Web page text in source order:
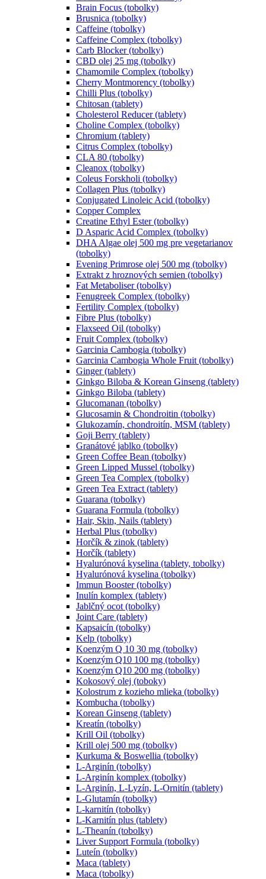
Brain Focus (tobolky)
Brusnica (tobolky)
Caffeine (tobolky)
Caffeine Complex (tobolky)
Carb Blocker (tobolky)
CBD olej 25 mg (tobolky)
Chamomile Complex (tobolky)
Cherry Montmorency (tobolky)
Chilli Plus (tobolky)
Chitosan (tablety)
Cholesterol Reducer (tablety)
Choline Complex (tobolky)
Chromium (tablety)
Citrus Complex (tobolky)
CLA 80 (tobolky)
Cleanox (tobolky)
Coleus Forskholi (tobolky)
Collagen Plus (tobolky)
Conjugated Linoleic Acid (tobolky)
Copper Complex
Creatine Ethyl Ester (tobolky)
D Asparic Acid Complex (tobolky)
DHA Algae olej 500 mg pre vegetarianov
(tobolky)
Evening Primrose olej 500 mg (tobolky)
Extrakt z hroznových semien (tobolky)
Fat Metaboliser (tobolky)
Fenugreek Complex (tobolky)
Fertility Complex (tobolky)
Fibre Plus (tobolky)
Flaxseed Oil (tobolky)
Fruit Complex (tobolky)
Garcinia Cambogia (tobolky)
Garcinia Cambogia Whole Fruit (tobolky)
Ginger (tablety)
Ginkgo Biloba & Korean Ginseng (tablety)
Ginkgo Biloba (tablety)
Glucomanan (tobolky)
Glucosamin & Chondroitin (tobolky)
Glukozamín, chondroitín, MSM (tablety)
Goji Berry (tablety)
Granátové jablko (tobolky)
Green Coffee Bean (tobolky)
Green Lipped Mussel (tobolky)
Green Tea Complex (tobolky)
Green Tea Extract (tablety)
Guarana (tobolky)
Guarana Formula (tobolky)
Hair, Skin, Nails (tablety)
Herbal Plus (tobolky)
Horčík & zinok (tablety)
Horčík (tablety)
Hyalurónová kyselina (tablety, tobolky)
Hyalurónová kyselina (tobolky)
Immun Booster (tobolky)
Inulín komplex (tablety)
Jablčný ocot (tobolky)
Joint Care (tablety)
Kapsaicín (tobolky)
Kelp (tobolky)
Koenzým Q 10 30 mg (tobolky)
Koenzým Q10 100 mg (tobolky)
Koenzým Q10 200 mg (tobolky)
Kokosový olej (toboky)
Kolostrum z kozieho mlieka (tobolky)
Kombucha (tobolky)
Korean Ginseng (tablety)
Kreatín (tobolky)
Krill Oil (tobolky)
Krill olej 500 mg (tobolky)
Kurkuma & Boswellia (tobolky)
L-Arginín (tobolky)
L-Arginín komplex (tobolky)
L-Arginín, L-Lyzín, L-Ornitín (tablety)
L-Glutamín (tobolky)
L-karnitín (tobolky)
L-Karnitín plus (tablety)
L-Theanín (tobolky)
Liver Support Formula (tobolky)
Luteín (tobolky)
Maca (tablety)
Maca (tobolky)